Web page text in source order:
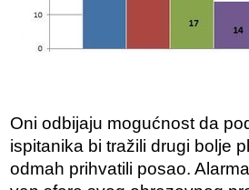
Oni odbijaju mogućnost da
ispitanika bi tražili drugi bolje
odmah prihvatili posao.